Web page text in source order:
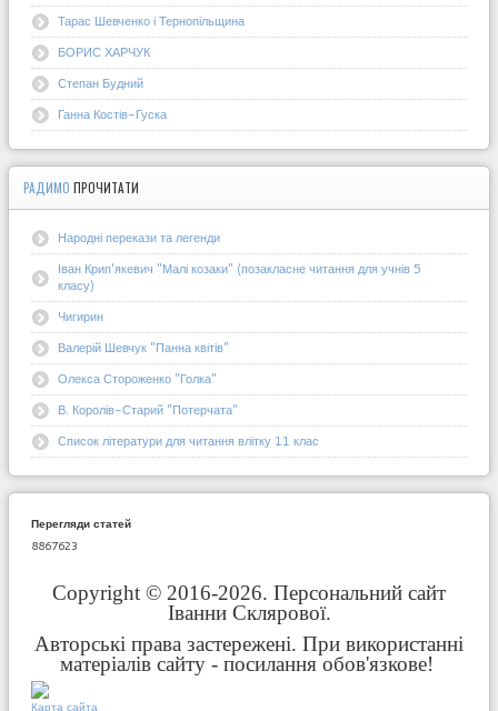
Тарас Шевченко і Тернопільщина
БОРИС ХАРЧУК
Степан Будний
Ганна Костів-Гуска
РАДИМО ПРОЧИТАТИ
Народні перекази та легенди
Іван Крип'якевич "Малі козаки" (позакласне читання для учнів 5
класу)
Чигирин
Валерій Шевчук "Панна квітів"
Олекса Стороженко "Голка"
В. Королів-Старий "Потерчата"
Список літератури для читання влітку 11 клас
Перегляди статей
8867623
Copyright © 2016-2026. Персональний сайт
Іванни Склярової.
Авторські права застережені. При використанні
матеріалів сайту - посилання обов'язкове!
Карта сайта